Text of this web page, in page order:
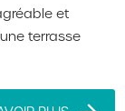
et
terrasse